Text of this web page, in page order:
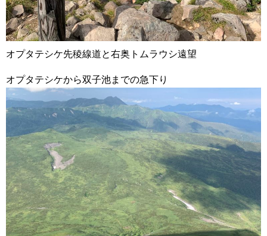
オプタテシケ先稜線道と右奥トムラウシ遠望
オプタテシケから双子池までの急下り